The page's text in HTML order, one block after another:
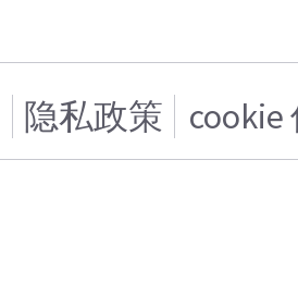
隐私政策 cookie